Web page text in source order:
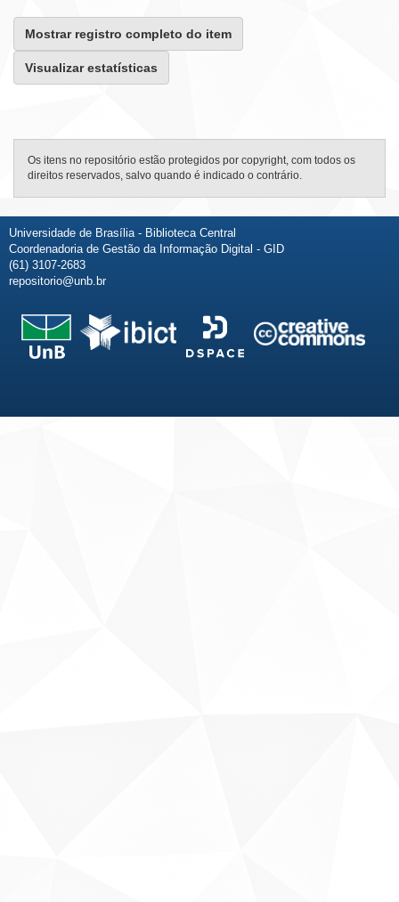
Mostrar registro completo do item
Visualizar estatísticas
Os itens no repositório estão protegidos por copyright, com todos os
direitos reservados, salvo quando é indicado o contrário.
Universidade de Brasília - Biblioteca Central
Coordenadoria de Gestão da Informação Digital - GID
(61) 3107-2683
repositorio@unb.br